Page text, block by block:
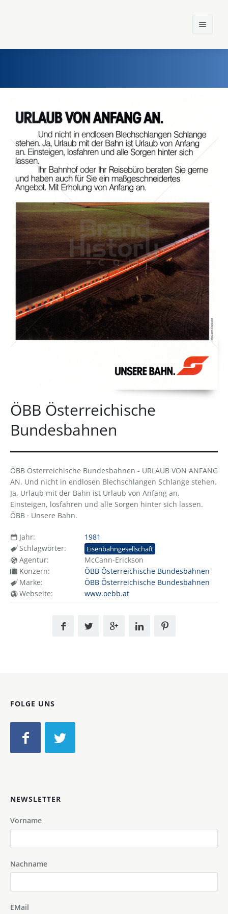
Einst und Heute
Marken
Konzerne
Epoche
ÖBB Österreichische
Bundesbahnen
ÖBB Österreichische Bundesbahnen - URLAUB VON ANFANG
AN. Und nicht in endlosen Blechschlangen Schlange stehen.
Ja, Urlaub mit der Bahn ist Urlaub von Anfang an.
Einsteigen, losfahren und alle Sorgen hinter sich lassen.
ÖBB · Unsere Bahn.
Jahr:
1981
Schlagwörter:
Eisenbahngesellschaft
Agentur:
McCann-Erickson
Konzern:
ÖBB Österreichische Bundesbahnen
Marke:
ÖBB Österreichische Bundesbahnen
Webseite:
www.oebb.at
FOLGE UNS
NEWSLETTER
Vorname
Nachname
EMail